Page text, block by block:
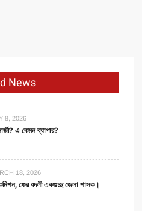
News
8, 2026
এ কেমন ব্যাপার?
18, 2026
কমিশন, ফের বদলী একগুচ্ছ জেলা শাসক।